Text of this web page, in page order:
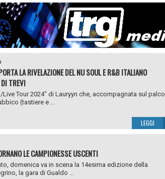
LA RIVELAZIONE DEL NU SOUL E R&B ITALIANO
TREVI
Tour 2024" di Lauryyn che, accompagnata sul palco
(tastiere e ...
LEGGI
LE CAMPIONESSE USCENTI
domenica va in scena la 14esima edizione della
la gara di Gualdo ...